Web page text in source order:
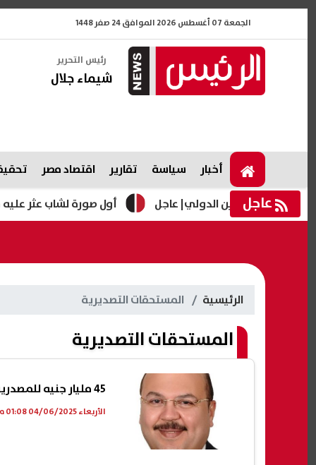
الجمعة 07 أغسطس 2026 الموافق 24 صفر 1448
رئيس التحرير
شيماء جلال
أخبار سياسة تقارير اقتصاد مصر
عاجل أول صورة لشاب عثر عليه العلمين الدولي| عاجل
الرئيسية المستحقات التصديرية
المستحقات التصديرية
45 مليار جنيه للمصدرين.. برنامج جديد لدعم الصادرات وتحفيز المكون المحلي حتى 50%
الأربعاء 04/06/2025 01:08 م